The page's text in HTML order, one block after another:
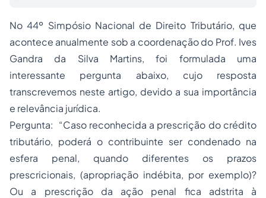
No 44º Simpósio Nacional de Direito Tributário, que
acontece anualmente sob a coordenação do Prof. Ives
Gandra da Silva Martins, foi formulada uma
interessante pergunta abaixo, cujo resposta
transcrevemos neste artigo, devido a sua importância
e relevância jurídica.
Pergunta: “Caso reconhecida a prescrição do crédito
tributário, poderá o contribuinte ser condenado na
esfera penal, quando diferentes os prazos
prescricionais, (apropriação indébita, por exemplo)?
Ou a prescrição da ação penal fica adstrita à